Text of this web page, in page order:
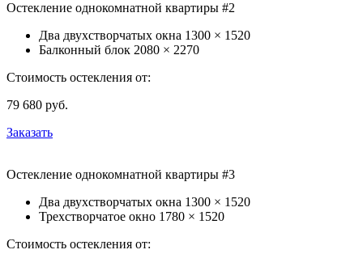
Остекление однокомнатной квартиры #2
Два двухстворчатых окна 1300 × 1520
Балконный блок 2080 × 2270
Стоимость остекления от:
79 680 руб.
Заказать
Остекление однокомнатной квартиры #3
Два двухстворчатых окна 1300 × 1520
Трехстворчатое окно 1780 × 1520
Стоимость остекления от: